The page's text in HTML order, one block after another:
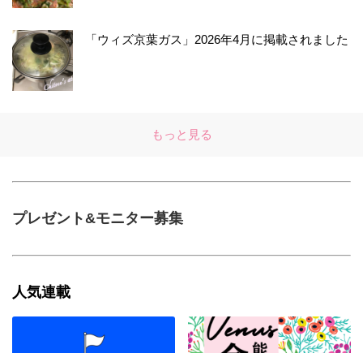
「ウィズ京葉ガス」2026年4月に掲載されました
もっと見る
プレゼント&モニター募集
人気連載